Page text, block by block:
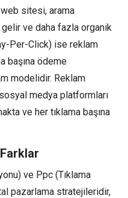
sitesi, arama
gelir ve daha fazla organik
Per-Click) ise reklam
başına ödeme
modelidir. Reklam
medya platformları
ve her tıklama başına
ve Ppc (Tıklama
pazarlama stratejileridir,